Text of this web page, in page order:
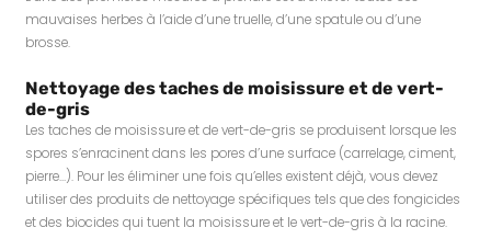
mauvaises herbes à l’aide d’une truelle, d’une spatule ou d’une
brosse.
Nettoyage des taches de moisissure et de vert-
de-gris
Les taches de moisissure et de vert-de-gris se produisent lorsque les
spores s’enracinent dans les pores d’une surface (carrelage, ciment,
pierre…). Pour les éliminer une fois qu’elles existent déjà, vous devez
utiliser des produits de nettoyage spécifiques tels que des fongicides
et des biocides qui tuent la moisissure et le vert-de-gris à la racine.